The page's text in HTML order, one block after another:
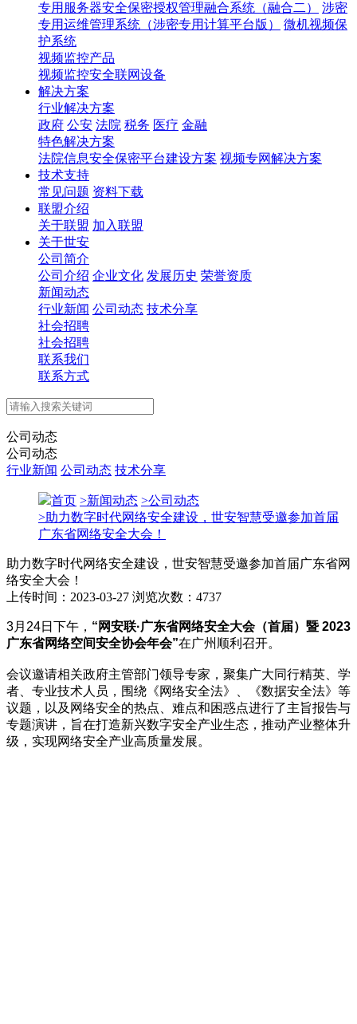
专用服务器安全保密授权管理融合系统（融合二）
涉密
专用运维管理系统（涉密专用计算平台版）
微机视频保
护系统
视频监控产品
视频监控安全联网设备
解决方案
行业解决方案
政府 公安 法院 税务 医疗 金融
特色解决方案
法院信息安全保密平台建设方案 视频专网解决方案
技术支持
常见问题 资料下载
联盟介绍
关于联盟 加入联盟
关于世安
公司简介
公司介绍 企业文化 发展历史 荣誉资质
新闻动态
行业新闻 公司动态 技术分享
社会招聘
社会招聘
联系我们
联系方式
公司动态
公司动态
行业新闻 公司动态 技术分享
首页 >新闻动态 >公司动态
>助力数字时代网络安全建设，世安智慧受邀参加首届
广东省网络安全大会！
助力数字时代网络安全建设，世安智慧受邀参加首届广东省网
络安全大会！
上传时间：2023-03-27 浏览次数：4737
3月24日下午， “网安联·广东省网络安全大会（首届）暨 2023
广东省网络空间安全协会年会”在广州顺利召开。
会议邀请相关政府主管部门领导专家，聚集广大同行精英、学
者、专业技术人员，围绕《网络安全法》、《数据安全法》等
议题，以及网络安全的热点、难点和困惑点进行了主旨报告与
专题演讲，旨在打造新兴数字安全产业生态，推动产业整体升
级，实现网络安全产业高质量发展。